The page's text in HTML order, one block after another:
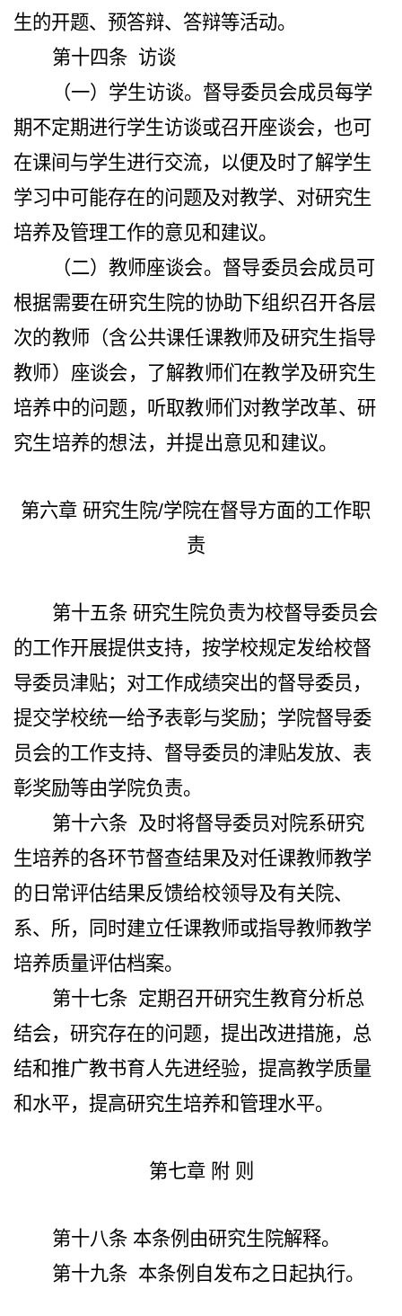
生的开题、预答辩、答辩等活动。
第十四条访谈
（一）学生访谈。督导委员会成员每学
期不定期进行学生访谈或召开座谈会，也可
在课间与学生进行交流，以便及时了解学生
学习中可能存在的问题及对教学、对研究生
培养及管理工作的意见和建议。
（二）教师座谈会。督导委员会成员可
根据需要在研究生院的协助下组织召开各层
次的教师（含公共课任课教师及研究生指导
教师）座谈会，了解教师们在教学及研究生
培养中的问题，听取教师们对教学改革、研
究生培养的想法，并提出意见和建议。
第六章 研究生院/学院在督导方面的工作职
责
第十五条 研究生院负责为校督导委员会
的工作开展提供支持，按学校规定发给校督
导委员津贴；对工作成绩突出的督导委员，
提交学校统一给予表彰与奖励；学院督导委
员会的工作支持、督导委员的津贴发放、表
彰奖励等由学院负责。
第十六条及时将督导委员对院系研究
生培养的各环节督查结果及对任课教师教学
的日常评估结果反馈给校领导及有关院、
系、所，同时建立任课教师或指导教师教学
培养质量评估档案。
第十七条定期召开研究生教育分析总
结会，研究存在的问题，提出改进措施，总
结和推广教书育人先进经验，提高教学质量
和水平，提高研究生培养和管理水平。
第七章 附 则
第十八条 本条例 由研究生院解释。
第十九条本条例自发布之日起执行。